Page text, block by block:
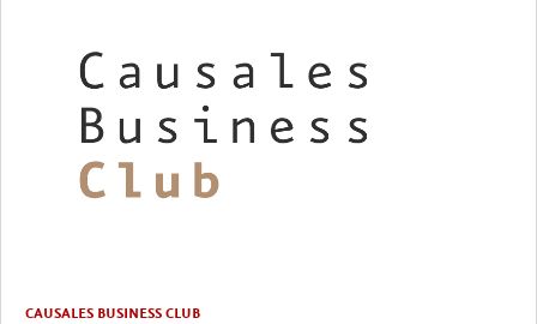
CAUSALES BUSINESS CLUB